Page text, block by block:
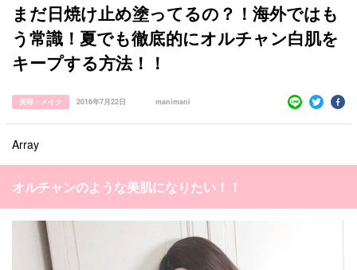
manimani について
タグ一覧
韓国コスメ
韓国旅行 韓国ファッション 韓国アイドル
まだ日焼け止め塗ってるの？！海外ではも
う常識！夏でも徹底的にオルチャン白肌を
キープする方法！！
美容・メイク 2016年7月22日 manimani
Array
オルチャンのような美肌になりたい！！